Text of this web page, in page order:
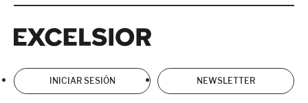
INICIAR SESIÓN NEWSLETTER